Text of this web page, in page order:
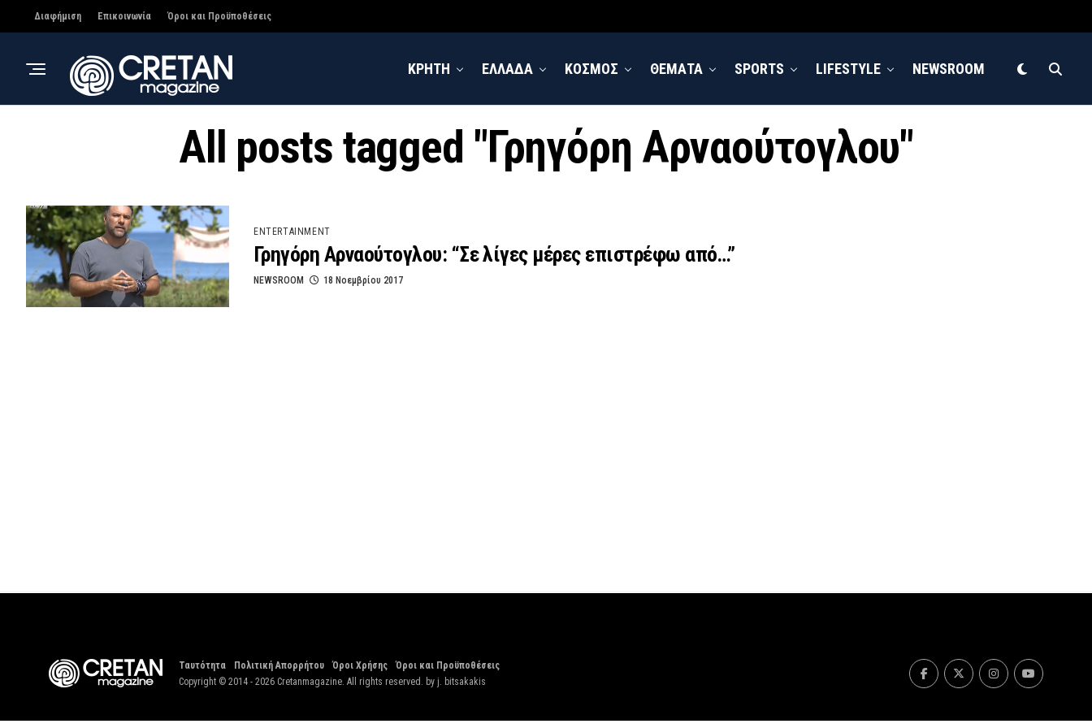
Διαφήμιση Επικοινωνία Όροι και Προϋποθέσεις
ΚΡΗΤΗ ΕΛΛΑΔΑ ΚΟΣΜΟΣ ΘΕΜΑΤΑ SPORTS LIFESTYLE NEWSROOM
All posts tagged "Γρηγόρη Αρναούτογλου"
ENTERTAINMENT
Γρηγόρη Αρναούτογλου: “Σε λίγες μέρες επιστρέφω από…”
NEWSROOM 18 Νοεμβρίου 2017
Ταυτότητα Πολιτική Απορρήτου Όροι Χρήσης
Όροι και Προϋποθέσεις
Copyright © 2014 - 2026 Cretanmagazine. All rights reserved. by j. bitsakakis